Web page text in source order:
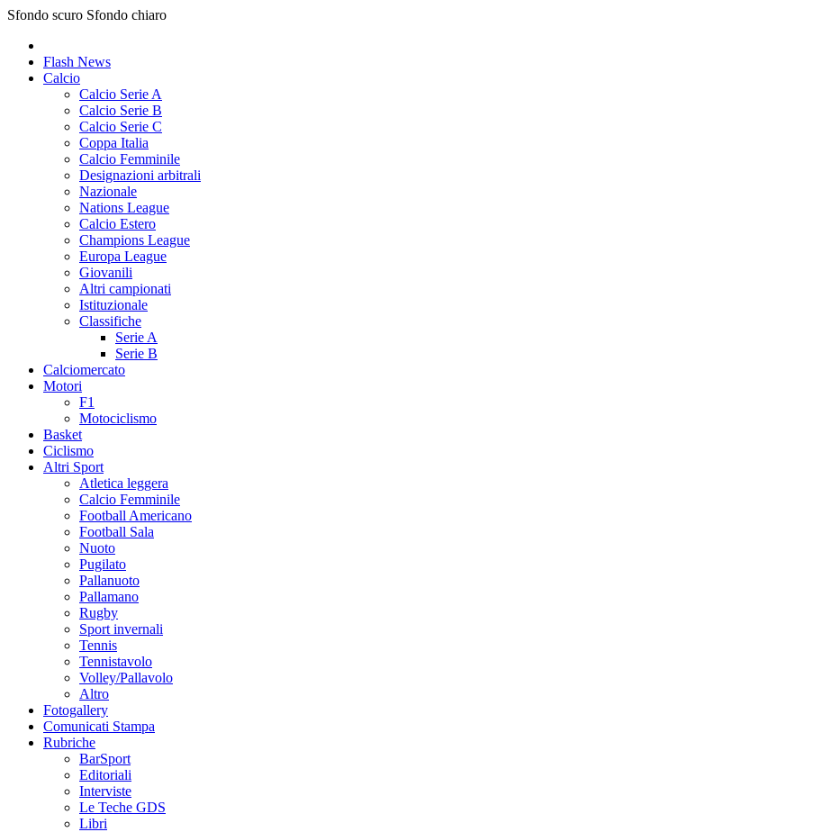
Sfondo scuro Sfondo chiaro
Flash News
Calcio
Calcio Serie A
Calcio Serie B
Calcio Serie C
Coppa Italia
Calcio Femminile
Designazioni arbitrali
Nazionale
Nations League
Calcio Estero
Champions League
Europa League
Giovanili
Altri campionati
Istituzionale
Classifiche
Serie A
Serie B
Calciomercato
Motori
F1
Motociclismo
Basket
Ciclismo
Altri Sport
Atletica leggera
Calcio Femminile
Football Americano
Football Sala
Nuoto
Pugilato
Pallanuoto
Pallamano
Rugby
Sport invernali
Tennis
Tennistavolo
Volley/Pallavolo
Altro
Fotogallery
Comunicati Stampa
Rubriche
BarSport
Editoriali
Interviste
Le Teche GDS
Libri